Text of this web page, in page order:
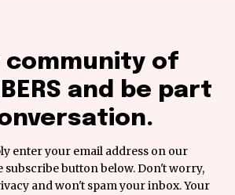
community of
and be part
enter your email address on our
subscribe button below. Don't worry,
and won't spam your inbox. Your